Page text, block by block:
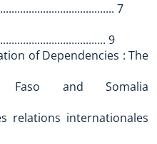
7
9
of Dependencies : The
Faso and Somalia
relations internationales